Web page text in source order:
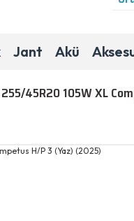
Jant Akü
45R20 105W XL